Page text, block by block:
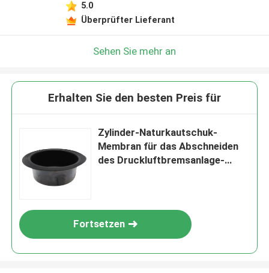
5.0
Überprüfter Lieferant
Sehen Sie mehr an
Erhalten Sie den besten Preis für
Zylinder-Naturkautschuk-
Membran für das Abschneiden
des Druckluftbremsanlage-
Fortsetzen